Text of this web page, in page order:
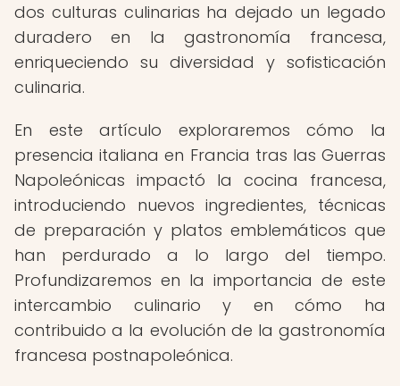
dos culturas culinarias ha dejado un legado
duradero en la gastronomía francesa,
enriqueciendo su diversidad y sofisticación
culinaria.
En este artículo exploraremos cómo la
presencia italiana en Francia tras las Guerras
Napoleónicas impactó la cocina francesa,
introduciendo nuevos ingredientes, técnicas
de preparación y platos emblemáticos que
han perdurado a lo largo del tiempo.
Profundizaremos en la importancia de este
intercambio culinario y en cómo ha
contribuido a la evolución de la gastronomía
francesa postnapoleónica.